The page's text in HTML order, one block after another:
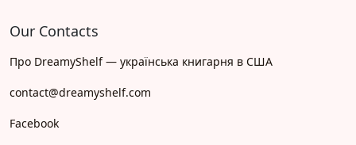
Our Contacts
Про DreamyShelf — українська книгарня в США
contact@dreamyshelf.com
Facebook